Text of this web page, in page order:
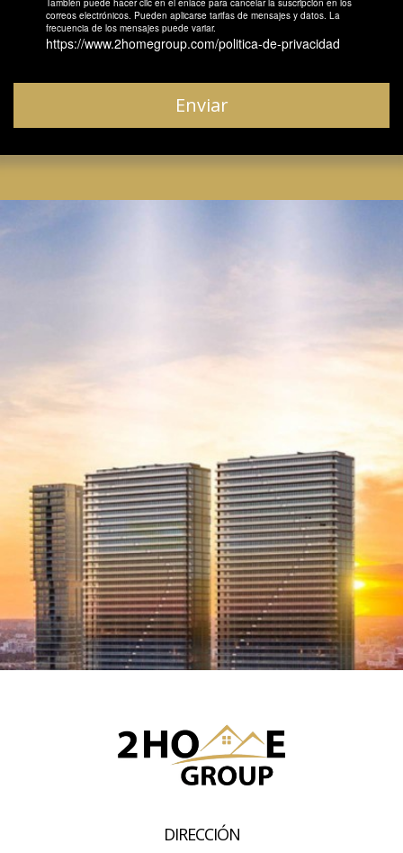
También puede hacer clic en el enlace para cancelar la suscripción en los
correos electrónicos. Pueden aplicarse tarifas de mensajes y datos. La
frecuencia de los mensajes puede variar.
https://www.2homegroup.com/politica-de-privacidad
Enviar
DIRECCIÓN